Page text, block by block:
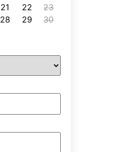
21 22
23
28 29
30